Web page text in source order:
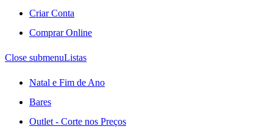
Criar Conta
Comprar Online
Close submenuListas
Natal e Fim de Ano
Bares
Outlet - Corte nos Preços